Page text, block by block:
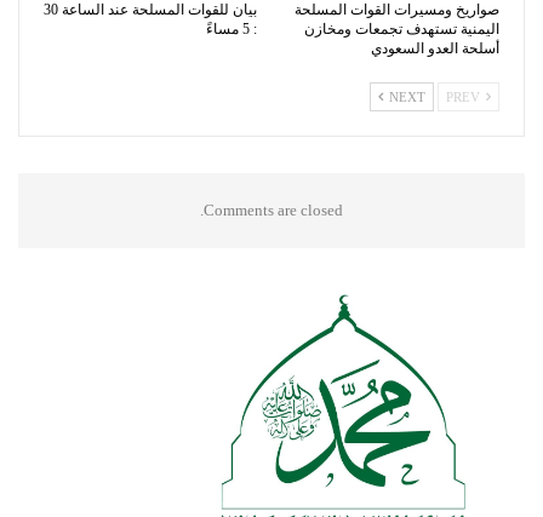
صواريخ ومسيرات القوات المسلحة
اليمنية تستهدف تجمعات ومخازن
أسلحة العدو السعودي
بيان للقوات المسلحة عند الساعة 30
: 5 مساءً
NEXT
Comments are closed.